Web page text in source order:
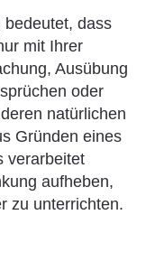
bedeutet, dass
mit Ihrer
Ausübung
oder
natürlichen
Gründen eines
verarbeitet
aufheben,
zu unterrichten.